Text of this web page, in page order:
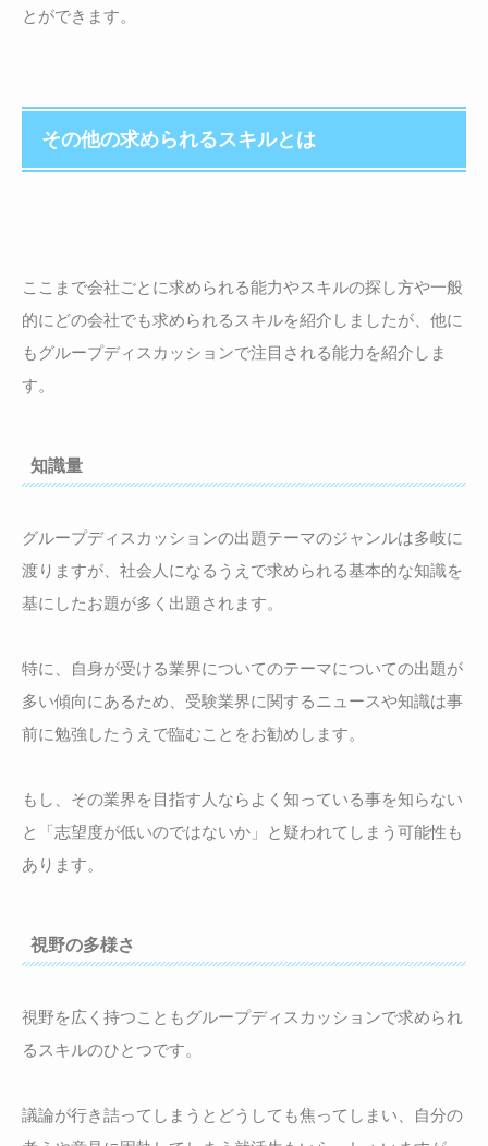
とができます。
その他の求められるスキルとは
ここまで会社ごとに求められる能力やスキルの探し方や一般
的にどの会社でも求められるスキルを紹介しましたが、他に
もグループディスカッションで注目される能力を紹介しま
す。
知識量
グループディスカッションの出題テーマのジャンルは多岐に
渡りますが、社会人になるうえで求められる基本的な知識を
基にしたお題が多く出題されます。
特に、自身が受ける業界についてのテーマについての出題が
多い傾向にあるため、受験業界に関するニュースや知識は事
前に勉強したうえで臨むことをお勧めします。
もし、その業界を目指す人ならよく知っている事を知らない
と「志望度が低いのではないか」と疑われてしまう可能性も
あります。
視野の多様さ
視野を広く持つこともグループディスカッションで求められ
るスキルのひとつです。
議論が行き詰ってしまうとどうしても焦ってしまい、自分の